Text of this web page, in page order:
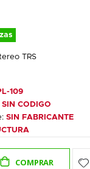
TRS
109
SIN CODIGO
SIN FABRICANTE
COMPRAR